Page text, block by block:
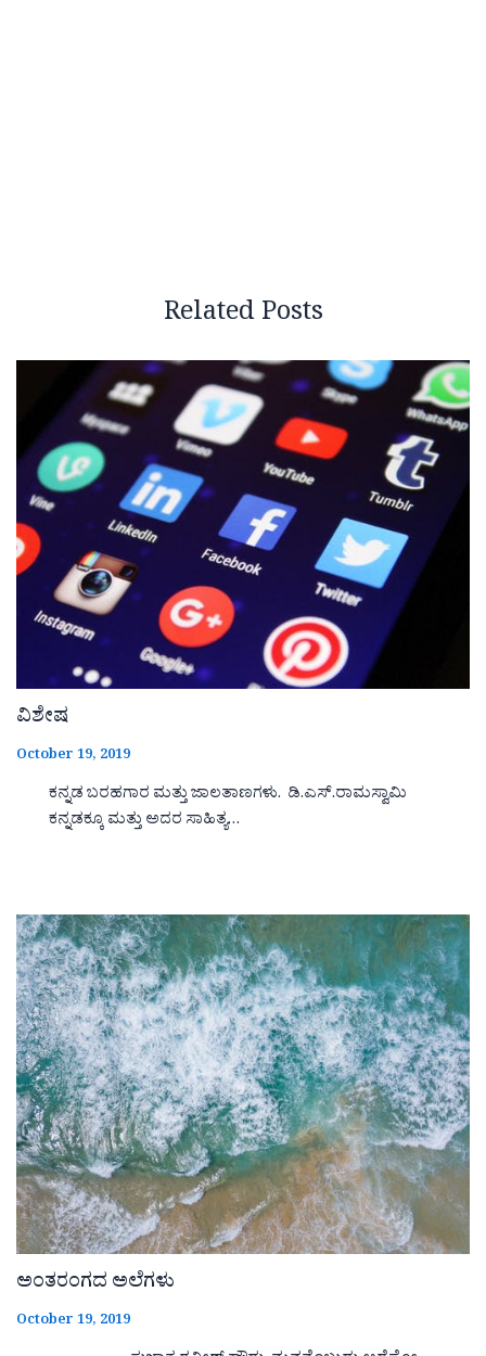
Related Posts
ವಿಶೇಷ
October 19, 2019
ಕನ್ನಡ ಬರಹಗಾರ ಮತ್ತು ಜಾಲತಾಣಗಳು. ಡಿ.ಎಸ್.ರಾಮಸ್ವಾಮಿ
ಕನ್ನಡಕ್ಕೂ ಮತ್ತು ಅದರ ಸಾಹಿತ್ಯ…
ಅಂತರಂಗದ ಅಲೆಗಳು
October 19, 2019